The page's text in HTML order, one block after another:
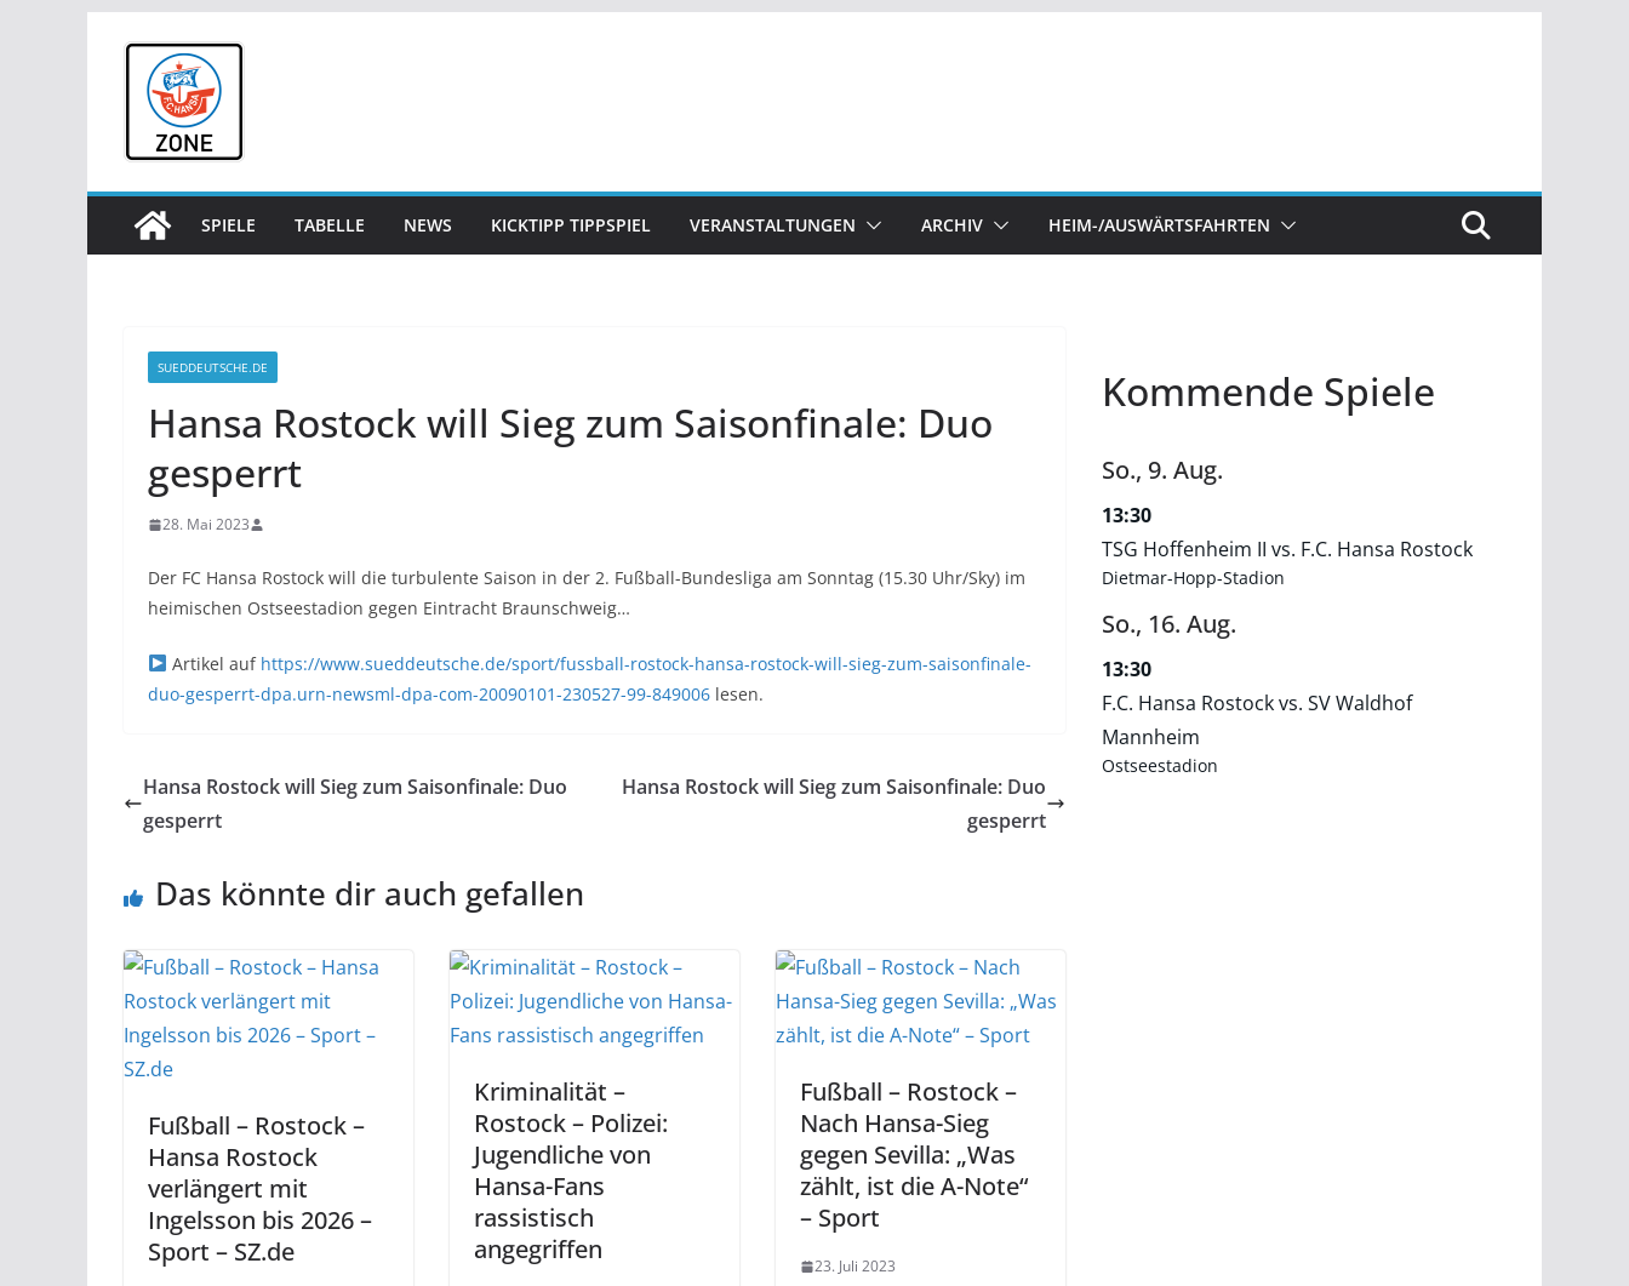
springen
SPIELE TABELLE NEWS KICKTIPP TIPPSPIEL VERANSTALTUNGEN ARCHIV HEIM-/AUSWÄRTSFAHRTEN
SUEDDEUTSCHE.DE
Hansa Rostock will Sieg zum Saisonfinale: Duo
gesperrt
28. Mai 2023
Der FC Hansa Rostock will die turbulente Saison in der 2. Fußball-Bundesliga am Sonntag (15.30 Uhr/Sky) im
heimischen Ostseestadion gegen Eintracht Braunschweig…
Artikel auf https://www.sueddeutsche.de/sport/fussball-rostock-hansa-rostock-will-sieg-zum-saisonfinale-
duo-gesperrt-dpa.urn-newsml-dpa-com-20090101-230527-99-849006 lesen.
Hansa Rostock will Sieg zum Saisonfinale: Duo
gesperrt
Hansa Rostock will Sieg zum Saisonfinale: Duo
gesperrt
Das könnte dir auch gefallen
Fußball – Rostock –
Hansa Rostock
verlängert mit
Ingelsson bis 2026 –
Sport – SZ.de
Kriminalität –
Rostock – Polizei:
Jugendliche von
Hansa-Fans
rassistisch
angegriffen
Fußball – Rostock –
Nach Hansa-Sieg
gegen Sevilla: „Was
zählt, ist die A-Note“
– Sport
23. Juli 2023
Kommende Spiele
So., 9. Aug.
13:30
TSG Hoffenheim II vs. F.C. Hansa Rostock
Dietmar-Hopp-Stadion
So., 16. Aug.
13:30
F.C. Hansa Rostock vs. SV Waldhof
Mannheim
Ostseestadion